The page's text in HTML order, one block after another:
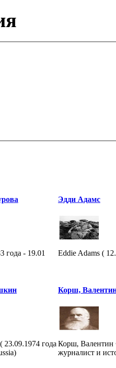
года - 19.01
Эдди Адамс
Eddie Adams (
23.09.1974 года
Корш,
Корш, Валентин
журналист и